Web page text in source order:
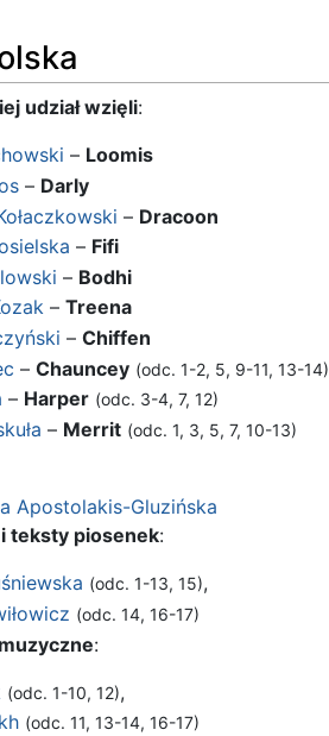
udział wzięli:
– Loomis
– Darly
– Dracoon
– Fifi
– Bodhi
– Treena
– Chiffen
– Chauncey (odc. 1-2, 5, 9-11, 13-14)
– Harper (odc. 3-4, 7, 12)
– Merrit (odc. 1, 3, 5, 7, 10-13)
Apostolakis-Gluzińska
teksty piosenek:
(odc. 1-13, 15),
(odc. 14, 16-17)
:
(odc. 1-10, 12),
(odc. 11, 13-14, 16-17)